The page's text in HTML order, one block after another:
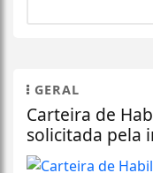
GERAL
Carteira de
solicitada pela